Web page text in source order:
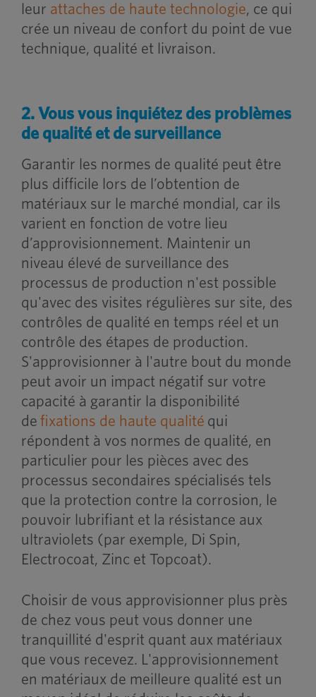
leur attaches de haute technologie, ce qui
crée un niveau de confort du point de vue
technique, qualité et livraison.
2. Vous vous inquiétez des problèmes
de qualité et de surveillance
Garantir les normes de qualité peut être
plus difficile lors de l’obtention de
matériaux sur le marché mondial, car ils
varient en fonction de votre lieu
d’approvisionnement. Maintenir un
niveau élevé de surveillance des
processus de production n'est possible
qu'avec des visites régulières sur site, des
contrôles de qualité en temps réel et un
contrôle des étapes de production.
S'approvisionner à l'autre bout du monde
peut avoir un impact négatif sur votre
capacité à garantir la disponibilité
de fixations de haute qualité qui
répondent à vos normes de qualité, en
particulier pour les pièces avec des
processus secondaires spécialisés tels
que la protection contre la corrosion, le
pouvoir lubrifiant et la résistance aux
ultraviolets (par exemple, Di Spin,
Electrocoat, Zinc et Topcoat).
Choisir de vous approvisionner plus près
de chez vous peut vous donner une
tranquillité d'esprit quant aux matériaux
que vous recevez. L'approvisionnement
en matériaux de meilleure qualité est un